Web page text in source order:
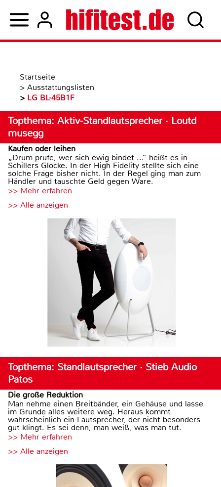
Startseite
> Ausstattungslisten
> LG BL-45B1F
Topthema: Aktiv-Standlautsprecher · Loutd
musegg
Kaufen oder leihen
„Drum prüfe, wer sich ewig bindet ...“ heißt es in
Schillers Glocke. In der High Fidelity stellte sich eine
solche Frage bisher nicht. In der Regel ging man zum
Händler und tauschte Geld gegen Ware.
>> Mehr erfahren
>> Alle anzeigen
Topthema: Standlautsprecher · Stieb Audio
Patos
Die große Reduktion
Man nehme einen Breitbänder, ein Gehäuse und lasse
im Grunde alles weitere weg. Heraus kommt
wahrscheinlich ein Lautsprecher, der nicht besonders
gut klingt. Es sei denn, man weiß, was man tut.
>> Mehr erfahren
>> Alle anzeigen